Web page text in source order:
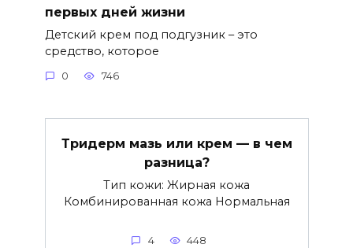
первых дней жизни
Детский крем под подгузник – это
средство, которое
0 746
Тридерм мазь или крем — в чем
разница?
Тип кожи: Жирная кожа
Комбинированная кожа Нормальная
4 448